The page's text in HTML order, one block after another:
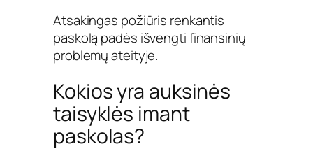
Atsakingas požiūris renkantis
paskolą padės išvengti finansinių
problemų ateityje.
Kokios yra auksinės
taisyklės imant
paskolas?